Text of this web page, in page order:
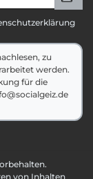
zu
werden.
für die
von Inhalten